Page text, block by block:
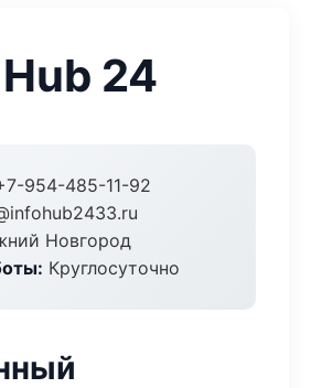
24
954-485-11-92
Новгород
Круглосуточно